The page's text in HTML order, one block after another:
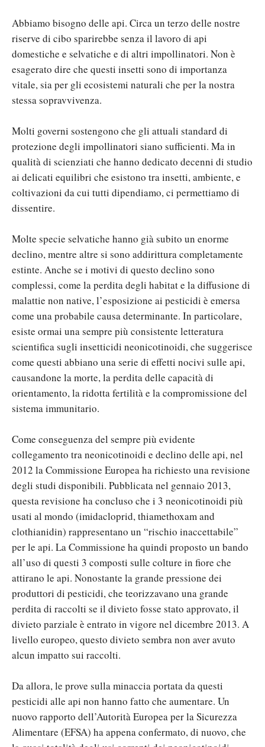
Abbiamo bisogno delle api. Circa un terzo delle nostre
riserve di cibo sparirebbe senza il lavoro di api
domestiche e selvatiche e di altri impollinatori. Non è
esagerato dire che questi insetti sono di importanza
vitale, sia per gli ecosistemi naturali che per la nostra
stessa sopravvivenza.
Molti governi sostengono che gli attuali standard di
protezione degli impollinatori siano sufficienti. Ma in
qualità di scienziati che hanno dedicato decenni di studio
ai delicati equilibri che esistono tra insetti, ambiente, e
coltivazioni da cui tutti dipendiamo, ci permettiamo di
dissentire.
Molte specie selvatiche hanno già subito un enorme
declino, mentre altre si sono addirittura completamente
estinte. Anche se i motivi di questo declino sono
complessi, come la perdita degli habitat e la diffusione di
malattie non native, l’esposizione ai pesticidi è emersa
come una probabile causa determinante. In particolare,
esiste ormai una sempre più consistente letteratura
scientifica sugli insetticidi neonicotinoidi, che suggerisce
come questi abbiano una serie di effetti nocivi sulle api,
causandone la morte, la perdita delle capacità di
orientamento, la ridotta fertilità e la compromissione del
sistema immunitario.
Come conseguenza del sempre più evidente
collegamento tra neonicotinoidi e declino delle api, nel
2012 la Commissione Europea ha richiesto una revisione
degli studi disponibili. Pubblicata nel gennaio 2013,
questa revisione ha concluso che i 3 neonicotinoidi più
usati al mondo (imidacloprid, thiamethoxam and
clothianidin) rappresentano un “rischio inaccettabile”
per le api. La Commissione ha quindi proposto un bando
all’uso di questi 3 composti sulle colture in fiore che
attirano le api. Nonostante la grande pressione dei
produttori di pesticidi, che teorizzavano una grande
perdita di raccolti se il divieto fosse stato approvato, il
divieto parziale è entrato in vigore nel dicembre 2013. A
livello europeo, questo divieto sembra non aver avuto
alcun impatto sui raccolti.
Da allora, le prove sulla minaccia portata da questi
pesticidi alle api non hanno fatto che aumentare. Un
nuovo rapporto dell’Autorità Europea per la Sicurezza
Alimentare (EFSA) ha appena confermato, di nuovo, che